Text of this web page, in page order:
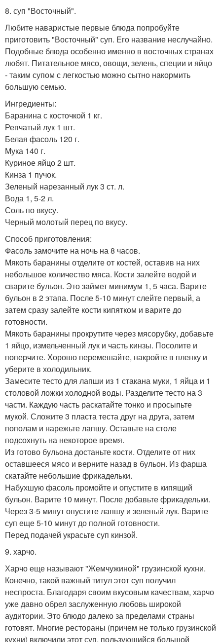
8. суп "Восточный".
Любите наваристые первые блюда попробуйте
приготовить "Восточный" суп. Его название неслучайно.
Подобные блюда особенно именно в восточных странах
любят. Питательное мясо, овощи, зелень, специи и яйцо
- таким супом с легкостью можно сытно накормить
большую семью.
Ингредиенты:
Баранина с косточкой 1 кг.
Репчатый лук 1 шт.
Белая фасоль 120 г.
Мука 140 г.
Куриное яйцо 2 шт.
Кинза 1 пучок.
Зеленый нарезанный лук 3 ст. л.
Вода 1, 5-2 л.
Соль по вкусу.
Черный молотый перец по вкусу.
Способ приготовления:
Фасоль замочите на ночь на 8 часов.
Мякоть баранины отделите от костей, оставив на них
небольшое количество мяса. Кости залейте водой и
сварите бульон. Это займет минимум 1, 5 часа. Варите
бульон в 2 этапа. После 5-10 минут слейте первый, а
затем сразу залейте кости кипятком и варите до
готовности.
Мякоть баранины прокрутите через мясорубку, добавьте
1 яйцо, измельченный лук и часть кинзы. Посолите и
поперчите. Хорошо перемешайте, накройте в пленку и
уберите в холодильник.
Замесите тесто для лапши из 1 стакана муки, 1 яйца и 1
столовой ложки холодной воды. Разделите тесто на 3
части. Каждую часть раскатайте тонко и просыпьте
мукой. Сложите 3 пласта теста друг на друга, затем
пополам и нарежьте лапшу. Оставьте на столе
подсохнуть на некоторое время.
Из готово бульона достаньте кости. Отделите от них
оставшееся мясо и верните назад в бульон. Из фарша
скатайте небольшие фрикадельки.
Набухшую фасоль промойте и опустите в кипящий
бульон. Варите 10 минут. После добавьте фрикадельки.
Через 3-5 минут опустите лапшу и зеленый лук. Варите
суп еще 5-10 минут до полной готовности.
Перед подачей украсьте суп кинзой.
9. харчо.
Харчо еще называют "Жемчужиной" грузинской кухни.
Конечно, такой важный титул этот суп получил
неспроста. Благодаря своим вкусовым качествам, харчо
уже давно обрел заслуженную любовь широкой
аудитории. Это блюдо далеко за пределами страны
готовят. Многие рестораны (причем не только грузинской
кухни) включили этот суп, пользующийся большой